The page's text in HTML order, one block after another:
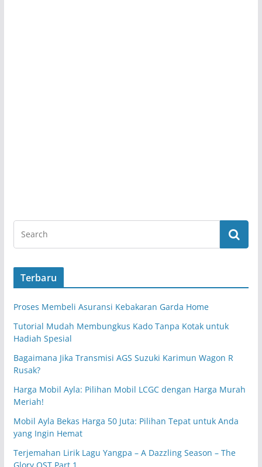
Terbaru
Proses Membeli Asuransi Kebakaran Garda Home
Tutorial Mudah Membungkus Kado Tanpa Kotak untuk
Hadiah Spesial
Bagaimana Jika Transmisi AGS Suzuki Karimun Wagon R
Rusak?
Harga Mobil Ayla: Pilihan Mobil LCGC dengan Harga Murah
Meriah!
Mobil Ayla Bekas Harga 50 Juta: Pilihan Tepat untuk Anda
yang Ingin Hemat
Terjemahan Lirik Lagu Yangpa – A Dazzling Season – The